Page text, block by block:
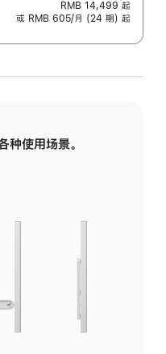
RMB 14,499 起
或 RMB 605/月 (24 期) 起
种使用场景。